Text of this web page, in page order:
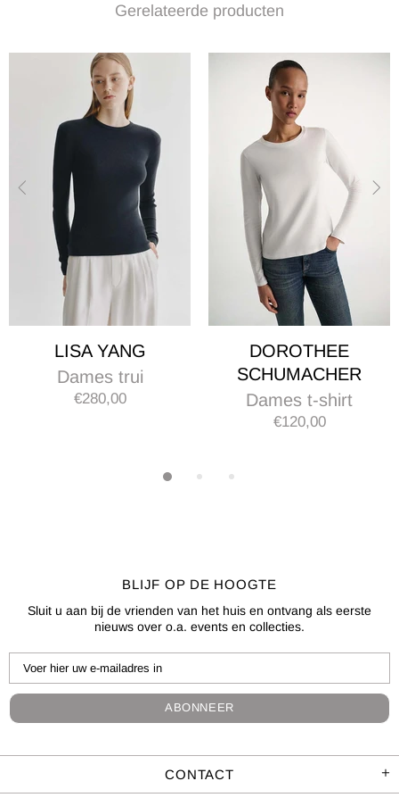
Gerelateerde producten
LISA YANG
Dames trui
€280,00
DOROTHEE
SCHUMACHER
Dames t-shirt
€120,00
BLIJF OP DE HOOGTE
Sluit u aan bij de vrienden van het huis en ontvang als eerste
nieuws over o.a. events en collecties.
CONTACT